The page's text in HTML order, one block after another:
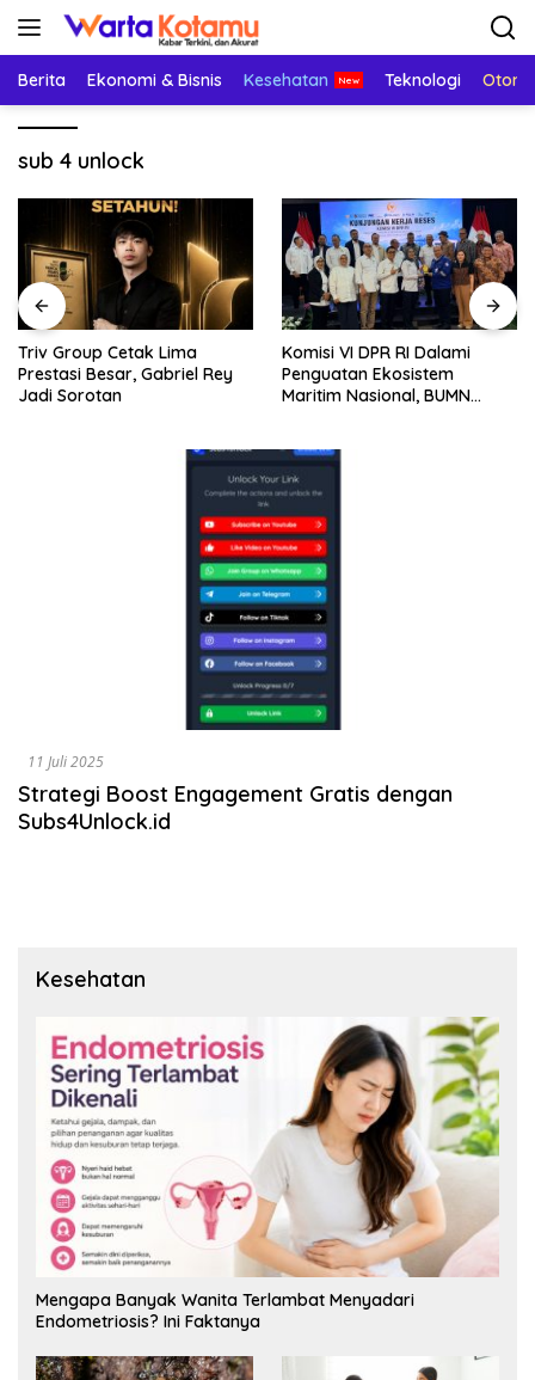
Langsung
Berita Ekonomi & Bisnis Kesehatan Teknologi
sub 4 unlock
Triv Group Cetak Lima
Prestasi Besar, Gabriel Rey
Jadi Sorotan
Komisi VI DPR RI Dalami
Penguatan Ekosistem
Maritim Nasional, BUMN
11 Juli 2025
Strategi Boost Engagement Gratis dengan
Subs4Unlock.id
Kesehatan
Mengapa Banyak Wanita Terlambat Menyadari
Endometriosis? Ini Faktanya